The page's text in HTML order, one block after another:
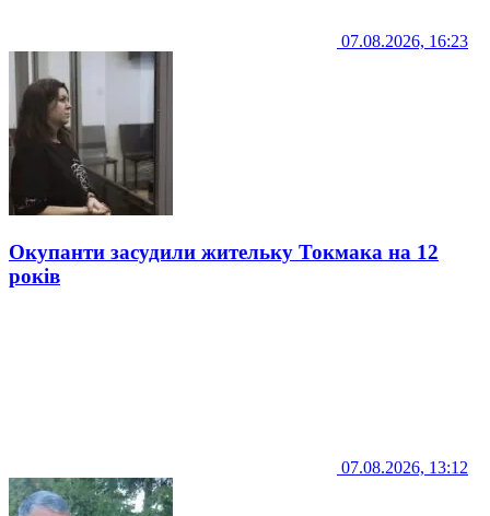
07.08.2026, 16:23
Окупанти засудили жительку Токмака на 12
років
07.08.2026, 13:12